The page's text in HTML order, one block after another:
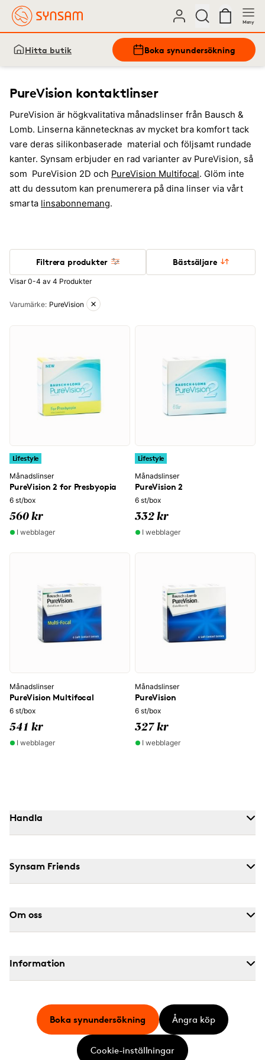
Meny
Hitta butik Boka synundersökning
PureVision kontaktlinser
PureVision är högkvalitativa månadslinser från Bausch &
Lomb. Linserna kännetecknas av mycket bra komfort tack
vare deras silikonbaserade material och följsamt rundade
kanter. Synsam erbjuder en rad varianter av PureVision, så
som PureVision 2D och PureVision Multifocal. Glöm inte
att du dessutom kan prenumerera på dina linser via vårt
smarta linsabonnemang.
Filtrera produkter Bästsäljare
Visar 0-4 av 4 Produkter
Aktiva filter
Varumärke: PureVision
Lifestyle
Månadslinser
PureVision 2 for Presbyopia
6 st/box
560 kr
I webblager
Lifestyle
Månadslinser
PureVision 2
6 st/box
332 kr
I webblager
Månadslinser
PureVision Multifocal
6 st/box
541 kr
I webblager
Månadslinser
PureVision
6 st/box
327 kr
I webblager
Handla
Synsam Friends
Om oss
Information
Boka synundersökning Ångra köp
Cookie-inställningar